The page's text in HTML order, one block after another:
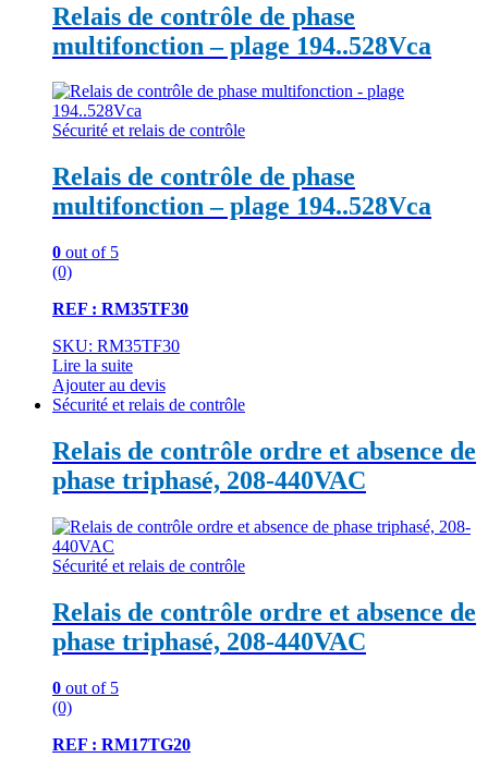
Relais de contrôle de phase
multifonction – plage 194..528Vca
Sécurité et relais de contrôle
Relais de contrôle de phase
multifonction – plage 194..528Vca
0 out of 5
(0)
REF : RM35TF30
SKU: RM35TF30
Lire la suite
Ajouter au devis
Sécurité et relais de contrôle
Relais de contrôle ordre et absence de
phase triphasé, 208-440VAC
Sécurité et relais de contrôle
Relais de contrôle ordre et absence de
phase triphasé, 208-440VAC
0 out of 5
(0)
REF : RM17TG20